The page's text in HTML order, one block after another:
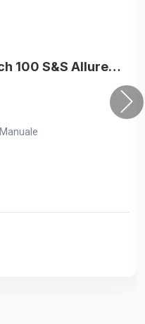
PEUGEOT 2008 PureTech 100 S&S Allure +Pack
Manuale